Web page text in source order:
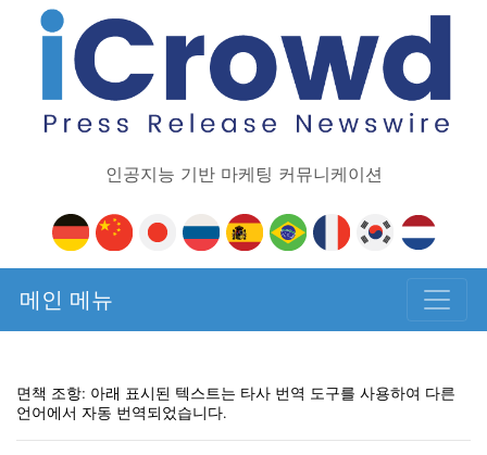
인공지능 기반 마케팅 커뮤니케이션
메인 메뉴
면책 조항: 아래 표시된 텍스트는 타사 번역 도구를 사용하여 다른
언어에서 자동 번역되었습니다.